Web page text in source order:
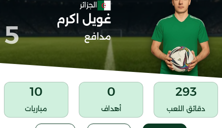
الجزائر
غويل اكرم
مدافع 5
293
دقائق اللعب
0
أهداف
10
مباريات